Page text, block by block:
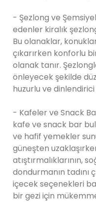
- Şezlong ve
edenler kiralık
Bu olanaklar,
çıkarırken konforlu
olanak tanır.
önleyecek şekilde
huzurlu ve
- Kafeler ve Snack
kafe ve snack bar
ve hafif yemekler
güneşten
atıştırmalıklarının,
dondurmanın tadını
içecek seçenekleri
bir gezi için